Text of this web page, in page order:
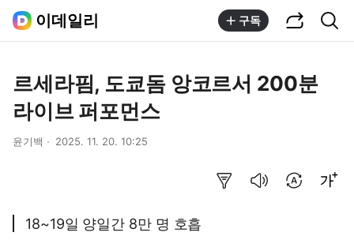
이데일리 구독
르세라핌, 도쿄돔 앙코르서 200분
라이브 퍼포먼스
윤기백 2025. 11. 20. 10:25
18~19일 양일간 8만 명 호흡